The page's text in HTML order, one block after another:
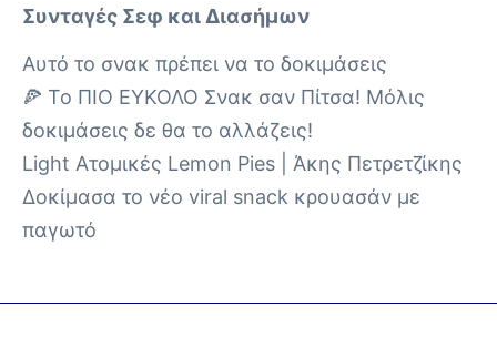
Συνταγές Σεφ και Διασήμων
Αυτό το σνακ πρέπει να το δοκιμάσεις
🍕 Το ΠΙΟ ΕΥΚΟΛΟ Σνακ σαν Πίτσα! Μόλις
δοκιμάσεις δε θα το αλλάζεις!
Light Ατομικές Lemon Pies | Άκης Πετρετζίκης
Δοκίμασα το νέο viral snack κρουασάν με
παγωτό